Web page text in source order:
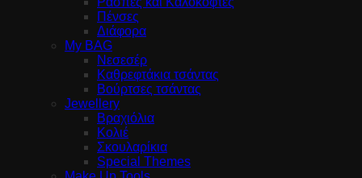
Πένσες
Διάφορα
My BAG
Νεσεσέρ
Καθρεφτάκια τσάντας
Βούρτσες τσάντας
Jewellery
Βραχιόλια
Κολιέ
Σκουλαρίκια
Special Themes